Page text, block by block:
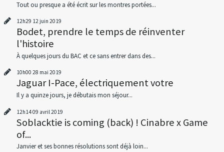
Tout ou presque a été écrit sur les montres portées...
12h29 12 juin 2019
Bodet, prendre le temps de réinventer
l'histoire
À quelques jours du BAC et ce sans entrer dans des...
10h00 28 mai 2019
Jaguar I-Pace, électriquement votre
Il y a quinze jours, je débutais mon séjour...
12h1409 avril 2019
Soblacktie is coming (back) ! Cinabre x Game
of...
Janvier et ses bonnes résolutions sont déjà loin...